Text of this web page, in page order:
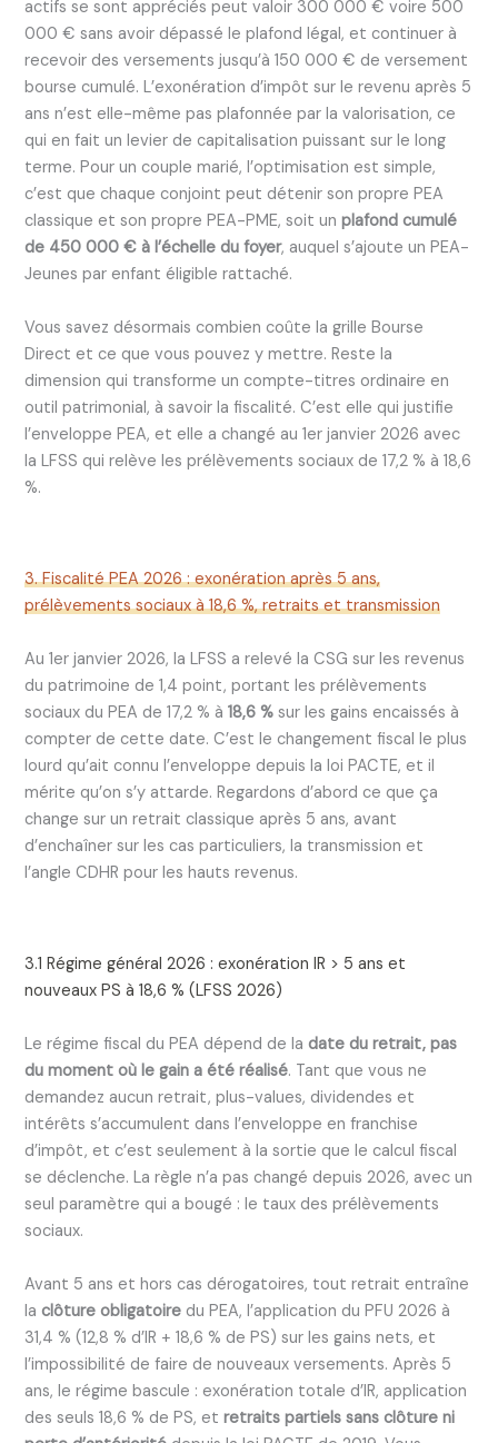
actifs se sont appréciés peut valoir 300 000 € voire 500
000 € sans avoir dépassé le plafond légal, et continuer à
recevoir des versements jusqu’à 150 000 € de versement
bourse cumulé. L’exonération d’impôt sur le revenu après 5
ans n’est elle-même pas plafonnée par la valorisation, ce
qui en fait un levier de capitalisation puissant sur le long
terme. Pour un couple marié, l’optimisation est simple,
c’est que chaque conjoint peut détenir son propre PEA
classique et son propre PEA-PME, soit unplafond cumulé
de 450 000 € à l’échelle du foyer, auquel s’ajoute un PEA-
Jeunes par enfant éligible rattaché.
Vous savez désormais combien coûte la grille Bourse
Direct et ce que vous pouvez y mettre. Reste la
dimension qui transforme un compte-titres ordinaire en
outil patrimonial, à savoir la fiscalité. C’est elle qui justifie
l’enveloppe PEA, et elle a changé au 1er janvier 2026 avec
la LFSS qui relève les prélèvements sociaux de 17,2 % à 18,6
%.
3. Fiscalité PEA 2026 : exonération après 5 ans,
prélèvements sociaux à 18,6 %, retraits et transmission
Au 1er janvier 2026, la LFSS a relevé la CSG sur les revenus
du patrimoine de 1,4 point, portant les prélèvements
sociaux du PEA de 17,2 % à18,6 % sur les gains encaissés à
compter de cette date. C’est le changement fiscal le plus
lourd qu’ait connu l’enveloppe depuis la loi PACTE, et il
mérite qu’on s’y attarde. Regardons d’abord ce que ça
change sur un retrait classique après 5 ans, avant
d’enchaîner sur les cas particuliers, la transmission et
l’angle CDHR pour les hauts revenus.
3.1 Régime général 2026 : exonération IR > 5 ans et
nouveaux PS à 18,6 % (LFSS 2026)
Le régime fiscal du PEA dépend de ladate du retrait, pas
du moment où le gain a été réalisé. Tant que vous ne
demandez aucun retrait, plus-values, dividendes et
intérêts s’accumulent dans l’enveloppe en franchise
d’impôt, et c’est seulement à la sortie que le calcul fiscal
se déclenche. La règle n’a pas changé depuis 2026, avec un
seul paramètre qui a bougé : le taux des prélèvements
sociaux.
Avant 5 ans et hors cas dérogatoires, tout retrait entraîne
laclôture obligatoire du PEA, l’application du PFU 2026 à
31,4 % (12,8 % d’IR + 18,6 % de PS) sur les gains nets, et
l’impossibilité de faire de nouveaux versements. Après 5
ans, le régime bascule : exonération totale d’IR, application
des seuls 18,6 % de PS, etretraits partiels sans clôture ni